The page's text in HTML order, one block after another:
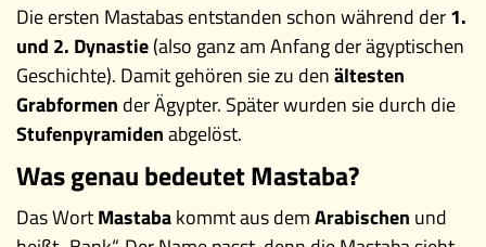
Die ersten Mastabas entstanden schon während der1.
und 2. Dynastie(also ganz am Anfang der ägyptischen
Geschichte). Damit gehören sie zu denältesten
Grabformen der Ägypter. Später wurden sie durch die
Stufenpyramidenabgelöst.
Was genau bedeutet Mastaba?
Das WortMastabakommt aus demArabischen und